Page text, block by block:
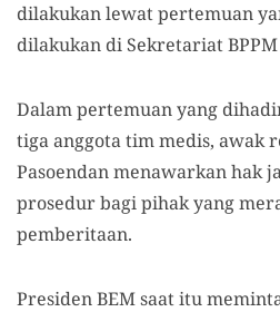
dilakukan lewat pertemuan
dilakukan di Sekretariat BPPM
Dalam pertemuan yang
tiga anggota tim medis, awak
Pasoendan menawarkan hak
prosedur bagi pihak yang
pemberitaan.
Presiden BEM saat itu